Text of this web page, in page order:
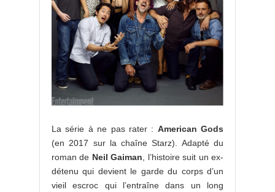
La série à ne pas rater : American Gods
(en 2017 sur la chaîne Starz). Adapté du
roman de Neil Gaiman , l’histoire suit un ex-
détenu qui devient le garde du corps d’un
vieil escroc qui l’entraîne dans un long